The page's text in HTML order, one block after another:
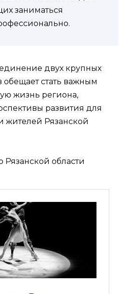
заниматься
двух крупных
обещает стать важным
жизнь региона,
развития для
жителей Рязанской
Рязанской области